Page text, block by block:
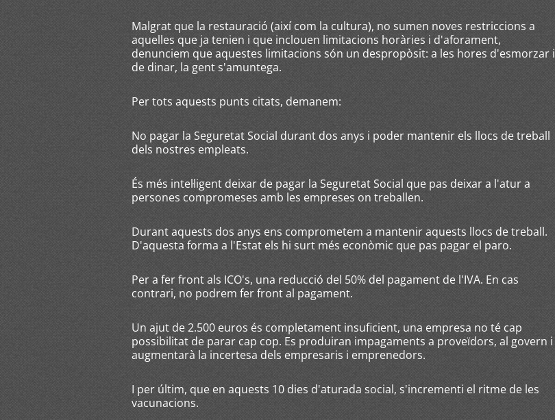
Malgrat que la restauració (així com la cultura), no sumen noves restriccions a
aquelles que ja tenien i que inclouen limitacions horàries i d'aforament,
denunciem que aquestes limitacions són un despropòsit: a les hores d'esmorzar i
de dinar, la gent s'amuntega.
Per tots aquests punts citats, demanem:
No pagar la Seguretat Social durant dos anys i poder mantenir els llocs de treball
dels nostres empleats.
És més intel·ligent deixar de pagar la Seguretat Social que pas deixar a l'atur a
persones compromeses amb les empreses on treballen.
Durant aquests dos anys ens comprometem a mantenir aquests llocs de treball.
D'aquesta forma a l'Estat els hi surt més econòmic que pas pagar el paro.
Per a fer front als ICO's, una reducció del 50% del pagament de l'IVA. En cas
contrari, no podrem fer front al pagament.
Un ajut de 2.500 euros és completament insuficient, una empresa no té cap
possibilitat de parar cap cop. Es produiran impagaments a proveïdors, al govern i
augmentarà la incertesa dels empresaris i emprenedors.
I per últim, que en aquests 10 dies d'aturada social, s'incrementi el ritme de les
vacunacions.